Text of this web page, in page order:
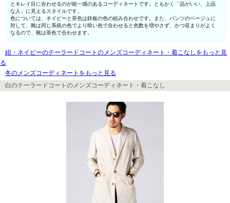
とキレイ目に合わせるのが統一感のあるコーディネートです。ともかく「品がいい、上品
な人」に見えるスタイルです。
色については、ネイビーと茶色は鉄板の色の組み合わせです。また、パンツのベージュに
対して、靴は同じ系統の色でより暗い色で合わせると色数を増やさず、かつ収まりがよく
なるので、靴は茶色で合わせます。
紺・ネイビーのテーラードコートのメンズコーディネート・着こなしをもっと見
る
冬のメンズコーディネートをもっと見る
白のテーラードコートのメンズコーディネート・着こなし